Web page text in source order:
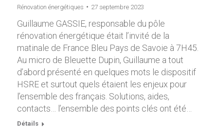
Rénovation énergétiques 27 septembre 2023
Guillaume GASSIE, responsable du pôle
rénovation énergétique était l’invité de la
matinale de France Bleu Pays de Savoie à 7H45.
Au micro de Bleuette Dupin, Guillaume a tout
d’abord présenté en quelques mots le dispositif
HSRE et surtout quels étaient les enjeux pour
l’ensemble des français. Solutions, aides,
contacts… l’ensemble des points clés ont été…
Détails